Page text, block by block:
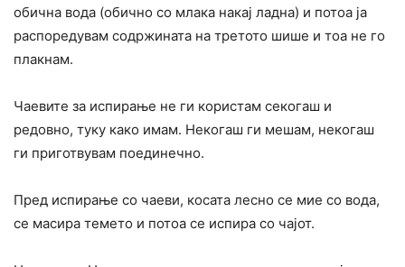
обична вода (обично со млака накај ладна) и потоа ја
распоредувам содржината на третото шише и тоа не го
плакнам.
Чаевите за испирање не ги користам секогаш и
редовно, туку како имам. Некогаш ги мешам, некогаш
ги приготвувам поединечно.
Пред испирање со чаеви, косата лесно се мие со вода,
се масира темето и потоа се испира со чајот.